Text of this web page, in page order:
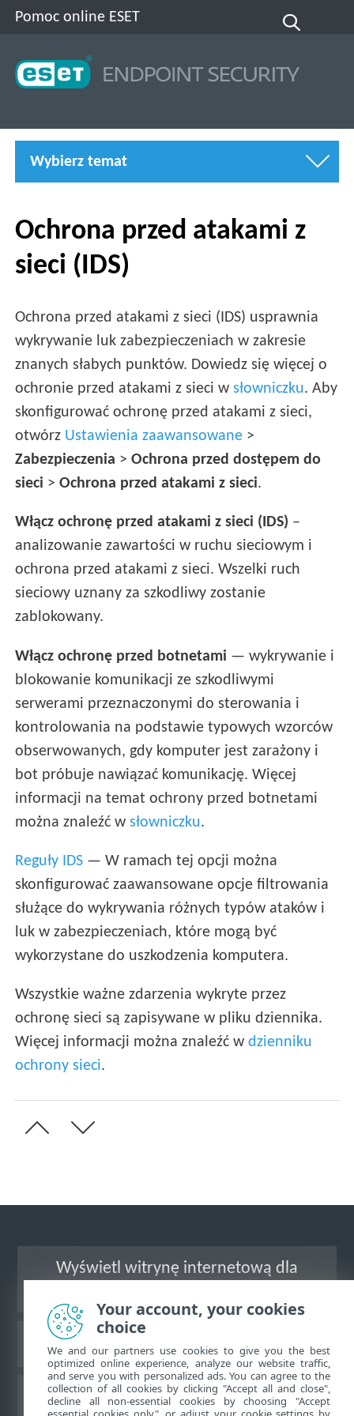
Pomoc online ESET
Wybierz temat
Ochrona przed atakami z
sieci (IDS)
Ochrona przed atakami z sieci (IDS) usprawnia
wykrywanie luk zabezpieczeniach w zakresie
znanych słabych punktów. Dowiedz się więcej o
ochronie przed atakami z sieci wsłowniczku. Aby
skonfigurować ochronę przed atakami z sieci,
otwórz Ustawienia zaawansowane >
Zabezpieczenia >Ochrona przed dostępem do
sieci >Ochrona przed atakami z sieci.
Włącz ochronę przed atakami z sieci (IDS) –
analizowanie zawartości w ruchu sieciowym i
ochrona przed atakami z sieci. Wszelki ruch
sieciowy uznany za szkodliwy zostanie
zablokowany.
Włącz ochronę przed botnetami — wykrywanie i
blokowanie komunikacji ze szkodliwymi
serwerami przeznaczonymi do sterowania i
kontrolowania na podstawie typowych wzorców
obserwowanych, gdy komputer jest zarażony i
bot próbuje nawiązać komunikację. Więcej
informacji na temat ochrony przed botnetami
można znaleźć wsłowniczku.
Reguły IDS — W ramach tej opcji można
skonfigurować zaawansowane opcje filtrowania
służące do wykrywania różnych typów ataków i
luk w zabezpieczeniach, które mogą być
wykorzystane do uszkodzenia komputera.
Wszystkie ważne zdarzenia wykryte przez
ochronę sieci są zapisywane w pliku dziennika.
Więcej informacji można znaleźć wdzienniku
ochrony sieci.
Wyświetl witrynę internetową dla
Baza wiedzy ESET
Forum ESET
Your account, your cookies
choice
We and our partners use cookies to give you the best
optimized online experience, analyze our website traffic,
and serve you with personalized ads. You can agree to the
collection of all cookies by clicking "Accept all and close",
decline all non-essential cookies by choosing "Accept